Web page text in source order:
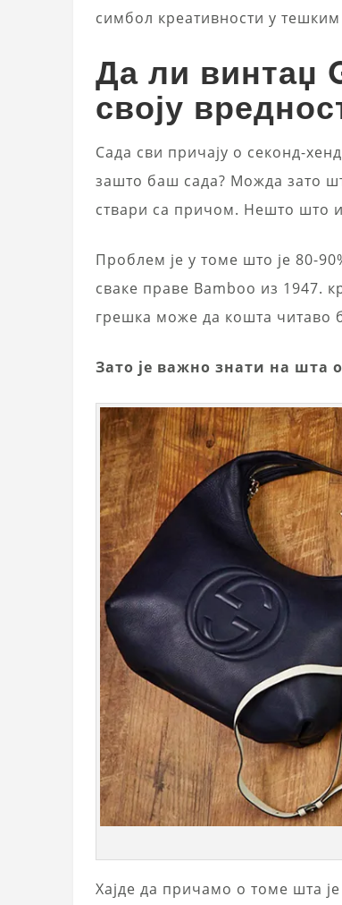
симбол креативности у
Да ли винтаџ
своју
Сада сви причају о секонд-
зашто баш сада? Можда зато
ствари са причом. Нешто што
Проблем је у томе што је 80-
сваке праве Bamboo из 1947.
грешка може да кошта читаво
Зато је важно знати на шта
Хајде да причамо о томе шта